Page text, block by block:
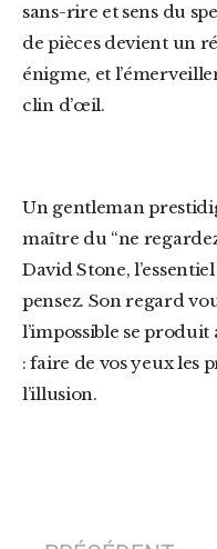
sans-rire et sens du
de pièces devient un
énigme, et
clin d’œil.
Un gentleman prestidigitateur, en somme — et un
maître du “ne
David Stone,
pensez. Son regard
l’impossible se produit
: faire de vos yeux les
l’illusion.